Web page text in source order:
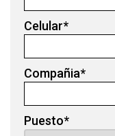
Celular*
Compañia*
Puesto*